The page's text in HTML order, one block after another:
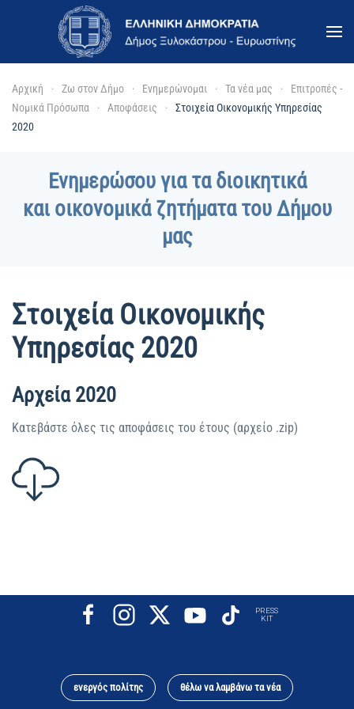
Skip to main content
Αρχική Ζω στον Δήμο Ενημερώνομαι Τα νέα μας
Επιτροπές -
Νομικά Πρόσωπα
Αποφάσεις
Στοιχεία Οικονομικής Υπηρεσίας
2020
Ενημερώσου για τα διοικητικά
και οικονομικά ζητήματα του Δήμου
μας
Στοιχεία Οικονομικής
Υπηρεσίας 2020
Αρχεία 2020
Κατεβάστε όλες τις αποφάσεις του έτους (αρχείο .zip)
PRESS
KIT
ενεργός πολίτης θέλω να λαμβάνω τα νέα